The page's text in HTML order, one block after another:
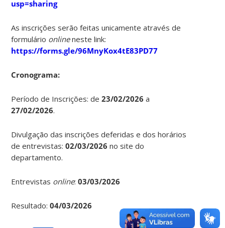
usp=sharing
As inscrições serão feitas unicamente através de
formulário onlineneste link:
https://forms.gle/96MnyKox4tE83PD77
Cronograma:
Período de Inscrições: de23/02/2026 a
27/02/2026.
Divulgação das inscrições deferidas e dos horários
de entrevistas:02/03/2026 no site do
departamento.
Entrevistas online:03/03/2026
Resultado:04/03/2026